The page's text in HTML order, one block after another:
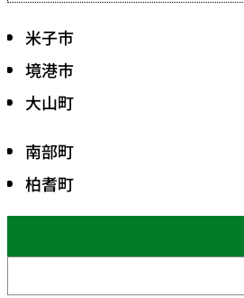
米子市
境港市
大山町
南部町
柏耆町